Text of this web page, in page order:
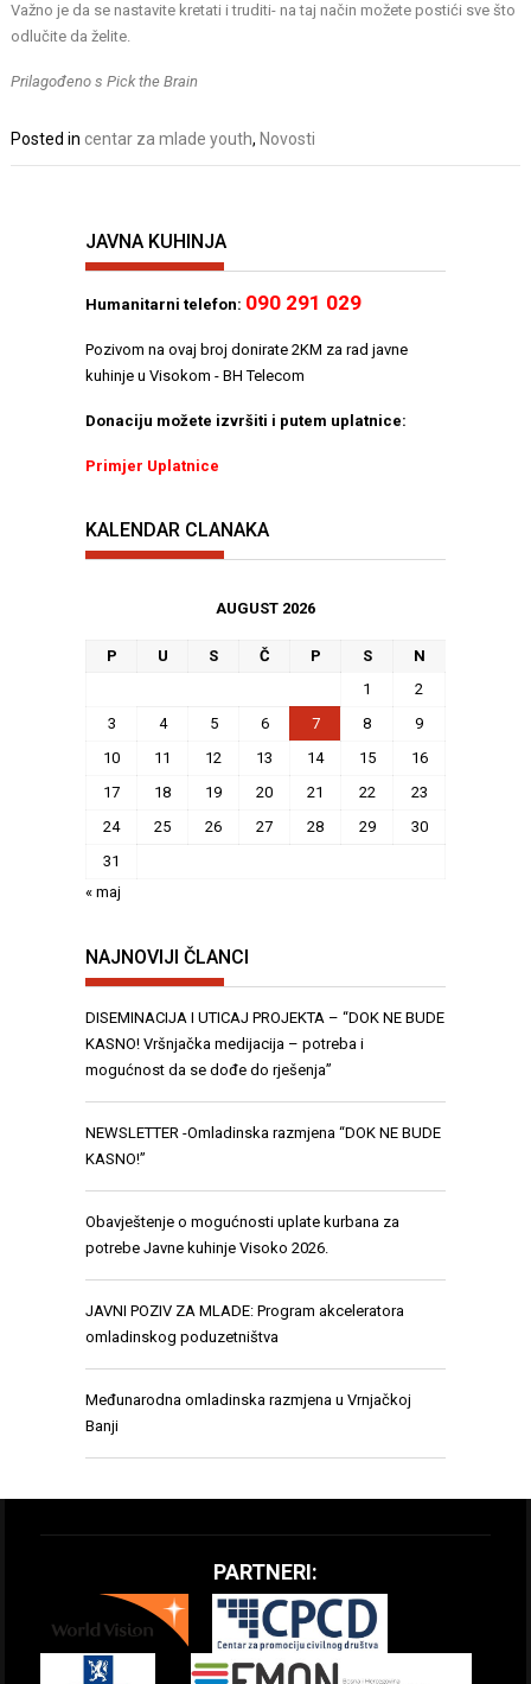
Važno je da se nastavite kretati i truditi- na taj način možete postići sve što
odlučite da želite.
Prilagođeno s Pick the Brain
Posted in centar za mlade youth, Novosti
JAVNA KUHINJA
Humanitarni telefon: 090 291 029
Pozivom na ovaj broj donirate 2KM za rad javne
kuhinje u Visokom - BH Telecom
Donaciju možete izvršiti i putem uplatnice:
Primjer Uplatnice
KALENDAR CLANAKA
AUGUST 2026
P U S Č P S
N
1
2
3
4 5 6 7 8
9
10
11 12 13 14 15
16
17
18 19 20 21 22
23
24
25 26 27 28 29
30
31
« maj
NAJNOVIJI ČLANCI
DISEMINACIJA I UTICAJ PROJEKTA – “DOK NE BUDE
KASNO! Vršnjačka medijacija – potreba i
mogućnost da se dođe do rješenja”
NEWSLETTER -Omladinska razmjena “DOK NE BUDE
KASNO!”
Obavještenje o mogućnosti uplate kurbana za
potrebe Javne kuhinje Visoko 2026.
JAVNI POZIV ZA MLADE: Program akceleratora
omladinskog poduzetništva
Međunarodna omladinska razmjena u Vrnjačkoj
Banji
PARTNERI: